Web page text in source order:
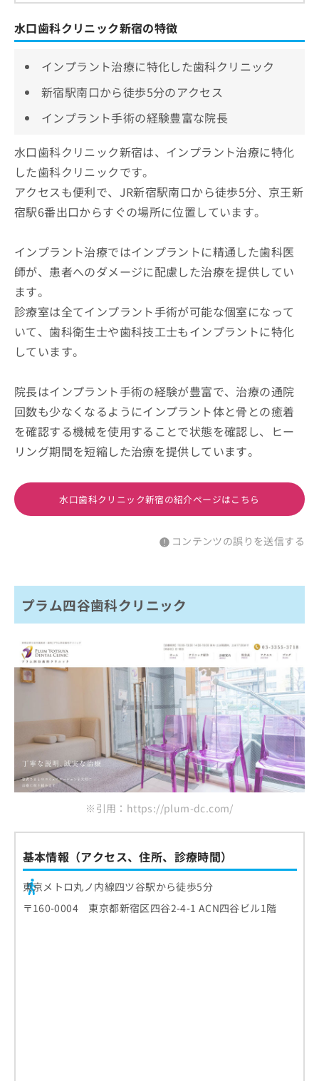
水口歯科クリニック新宿の特徴
インプラント治療に特化した歯科クリニック
新宿駅南口から徒歩5分のアクセス
インプラント手術の経験豊富な院長
水口歯科クリニック新宿は、インプラント治療に特化
した歯科クリニックです。
アクセスも便利で、JR新宿駅南口から徒歩5分、京王新
宿駅6番出口からすぐの場所に位置しています。
インプラント治療ではインプラントに精通した歯科医
師が、患者へのダメージに配慮した治療を提供してい
ます。
診療室は全てインプラント手術が可能な個室になって
いて、歯科衛生士や歯科技工士もインプラントに特化
しています。
院長はインプラント手術の経験が豊富で、治療の通院
回数も少なくなるようにインプラント体と骨との癒着
を確認する機械を使用することで状態を確認し、ヒー
リング期間を短縮した治療を提供しています。
水口歯科クリニック新宿の紹介ページはこちら
コンテンツの誤りを送信する
プラム四谷歯科クリニック
※引用：https://plum-dc.com/
基本情報（アクセス、住所、診療時間）
東京メトロ丸ノ内線四ツ谷駅から徒歩5分
〒160-0004 東京都新宿区四谷2-4-1 ACN四谷ビル1階